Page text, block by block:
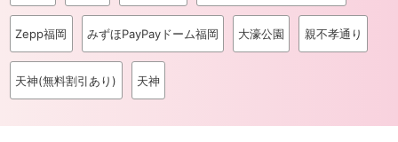
Zepp福岡 みずほPayPayドーム福岡 大濠公園 親不孝通り
天神(無料割引あり) 天神